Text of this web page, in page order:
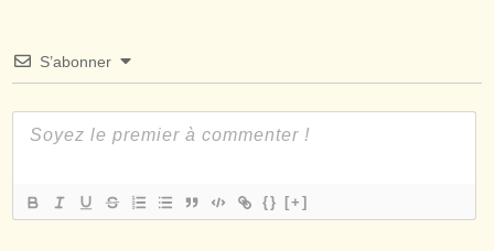
S’abonner
{} [+]